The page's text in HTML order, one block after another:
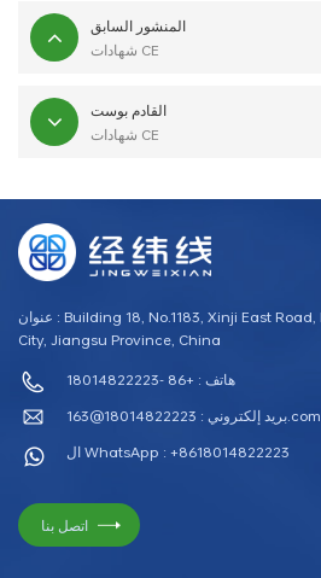
المنشور السابق
شهادات CE
القادم بوست
شهادات CE
عنوان : Building 18, No.1183, Xinji East Road, Liuhe District, Nanjing
City, Jiangsu Province, China
هاتف : +86 -18014822223
بريد إلكتروني :18014822223@163.com
ال WhatsApp : +8618014822223
اتصل بنا